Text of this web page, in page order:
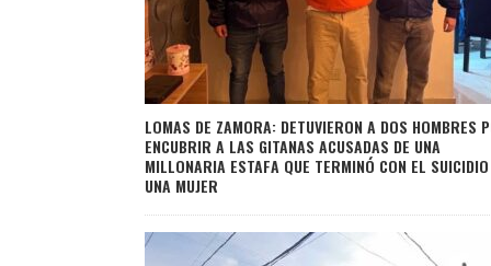
LOMAS DE ZAMORA: DETUVIERON A DOS HOMBRES
ENCUBRIR A LAS GITANAS ACUSADAS DE UNA
MILLONARIA ESTAFA QUE TERMINÓ CON EL SUICIDIO
UNA MUJER